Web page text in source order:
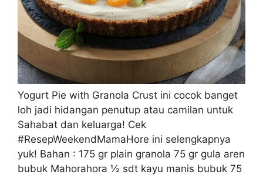
Yogurt Pie with Granola Crust ini cocok banget
loh jadi hidangan penutup atau camilan untuk
Sahabat dan keluarga! Cek
#ResepWeekendMamaHore ini selengkapnya
yuk! Bahan : 175 gr plain granola 75 gr gula aren
bubuk Mahorahora ½ sdt kayu manis bubuk 75